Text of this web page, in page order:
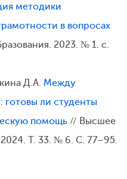
методики
в вопросах
2023. № 1. с.
Д.А. Между
ли студенты
помощь // Высшее
Т. 33. № 6. С. 77–95.